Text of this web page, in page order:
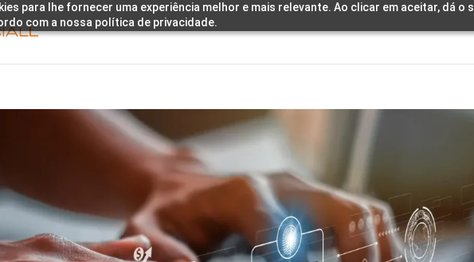
para lhe fornecer uma experiência melhor e mais relevante. Ao clicar em aceitar, dá o
com a nossa política de privacidade.